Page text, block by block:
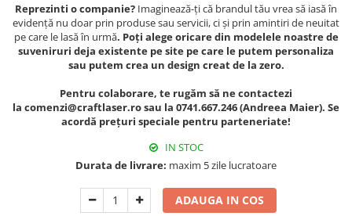
Iasi
Maramures
Oradea
Timisoara
Palate si Curti Domnesti
Palatul Alexandru Ioan Cuza,
Palatul Culturii Iasi
Tablouri metalice
Colectia "Belle Epoque"
Colectia "Visit Romania"
Colectia Vintage
Reprezinti o companie? Imaginează-ți că brandul tău vrea să iasă în
evidență nu doar prin produse sau servicii, ci și prin amintiri de neuitat
pe care le lasă în urmă. Poți alege oricare din modelele noastre de
suveniruri deja existente pe site pe care le putem personaliza
sau putem crea un design creat de la zero.
Pentru colaborare, te rugăm să ne contactezi
la comenzi@craftlaser.ro sau la 0741.667.246 (Andreea Maier). Se
acordă prețuri speciale pentru parteneriate!
IN STOC
Durata de livrare: maxim 5 zile lucratoare
ADAUGA IN COS